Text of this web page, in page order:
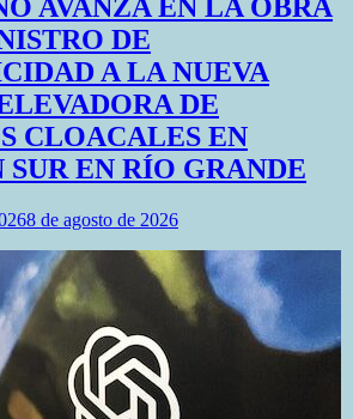
AVANZA EN LA OBRA
DE
A LA NUEVA
DE
CLOACALES EN
EN RÍO GRANDE
8 de agosto de 2026